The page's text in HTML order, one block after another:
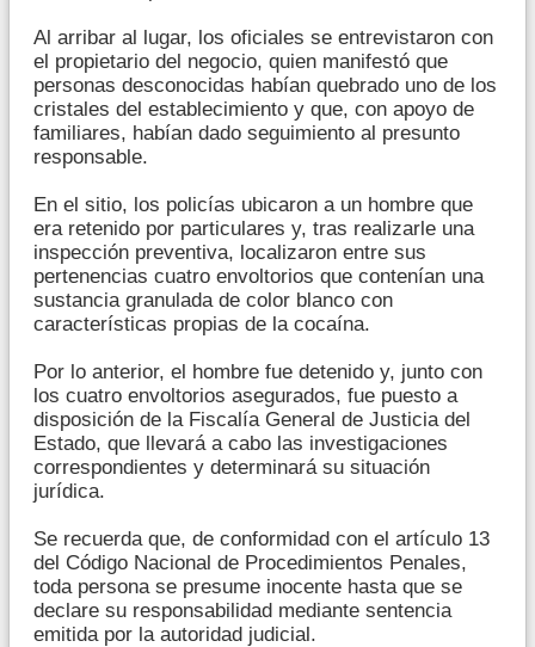
Al arribar al lugar, los oficiales se entrevistaron con
el propietario del negocio, quien manifestó que
personas desconocidas habían quebrado uno de los
cristales del establecimiento y que, con apoyo de
familiares, habían dado seguimiento al presunto
responsable.
En el sitio, los policías ubicaron a un hombre que
era retenido por particulares y, tras realizarle una
inspección preventiva, localizaron entre sus
pertenencias cuatro envoltorios que contenían una
sustancia granulada de color blanco con
características propias de la cocaína.
Por lo anterior, el hombre fue detenido y, junto con
los cuatro envoltorios asegurados, fue puesto a
disposición de la Fiscalía General de Justicia del
Estado, que llevará a cabo las investigaciones
correspondientes y determinará su situación
jurídica.
Se recuerda que, de conformidad con el artículo 13
del Código Nacional de Procedimientos Penales,
toda persona se presume inocente hasta que se
declare su responsabilidad mediante sentencia
emitida por la autoridad judicial.